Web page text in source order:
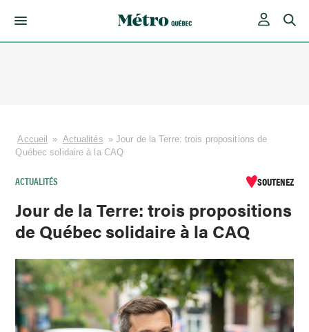
Accueil » Actualités » Jour de la Terre: trois propositions de
Québec solidaire à la CAQ
ACTUALITÉS SOUTENEZ
Jour de la Terre: trois propositions
de Québec solidaire à la CAQ